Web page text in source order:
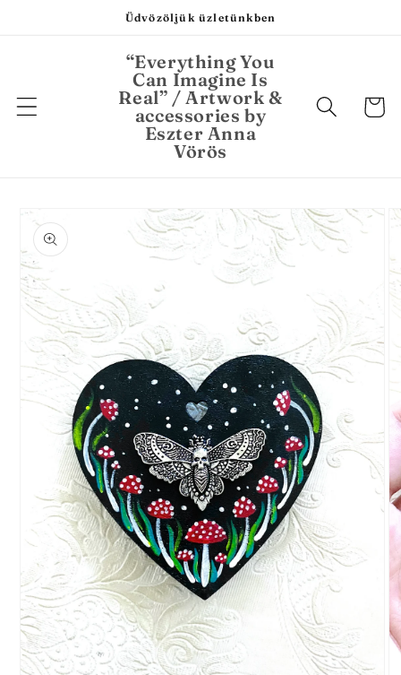
Üdvözöljük üzletünkben
“Everything You
Can Imagine Is
Real” / Artwork &
accessories by
Eszter Anna
Vörös
Kosár
Kihagyás, és
ugrás a
termékadatokra